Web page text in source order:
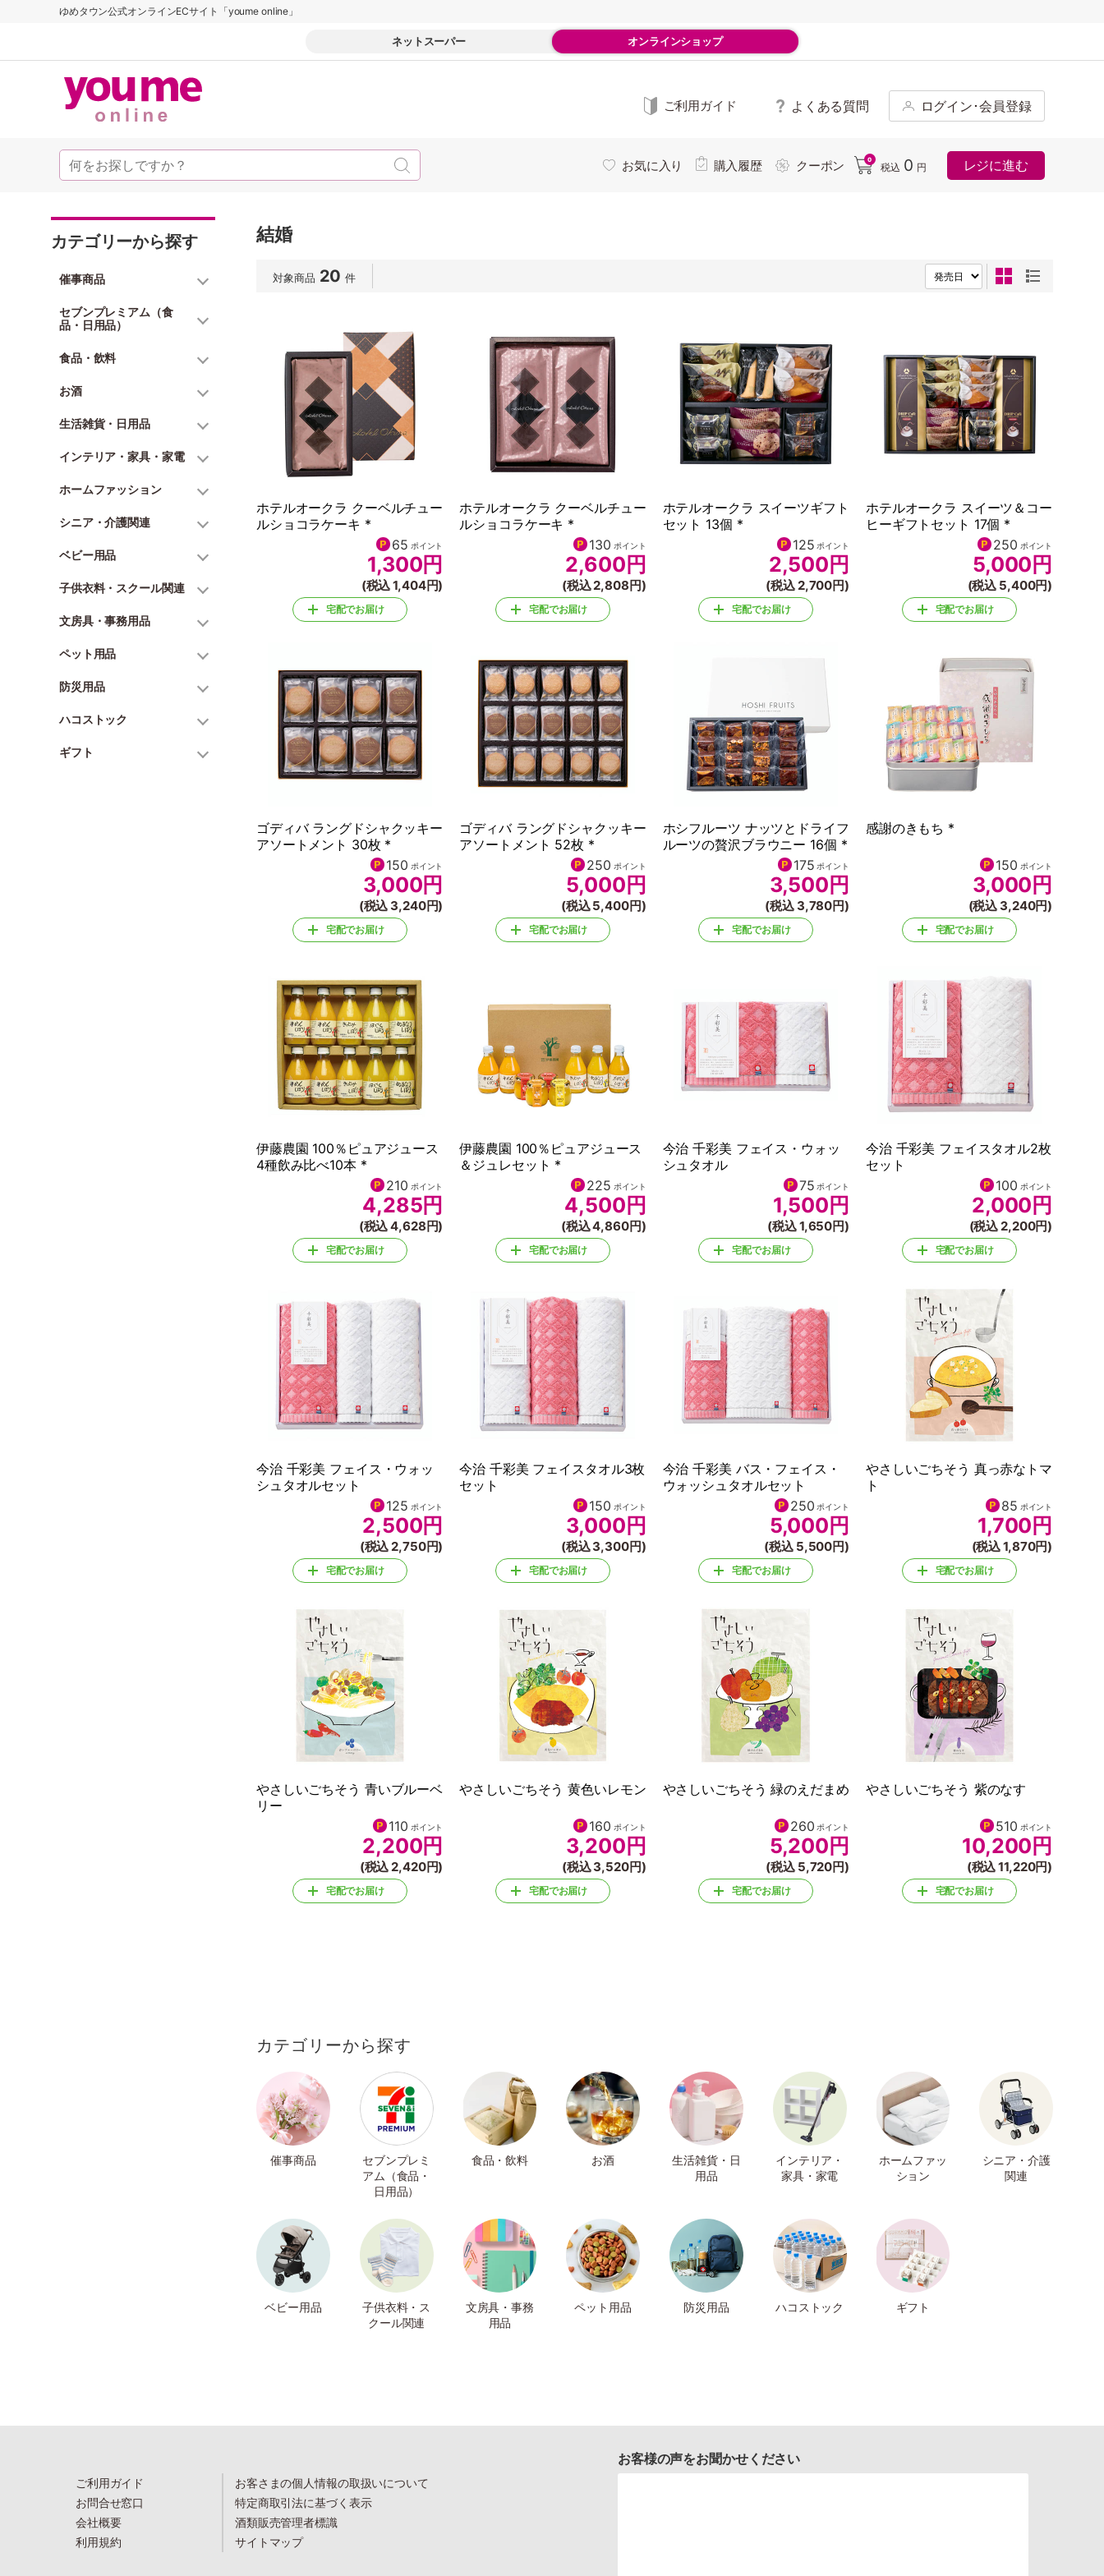
ゆめタウン公式オンラインECサイト「youme online」
ネットスーパー オンラインショップ
ご利用ガイド よくある質問 ログイン･会員登録
お気に入り 購入履歴 クーポン 0
税込 0 円 レジに進む
カテゴリーから探す
催事商品
セブンプレミアム（食
品・日用品）
食品・飲料
お酒
生活雑貨・日用品
インテリア・家具・家電
ホームファッション
シニア・介護関連
ベビー用品
子供衣料・スクール関連
文房具・事務用品
ペット用品
防災用品
ハコストック
ギフト
結婚
対象商品 20 件
ホテルオークラ クーベルチュー
ルショコラケーキ *
65 ポイント
1,300円
(税込 1,404円)
宅配でお届け
ホテルオークラ クーベルチュー
ルショコラケーキ *
130 ポイント
2,600 円
(税込 2,808円)
宅配でお届け
ホテルオークラ スイーツギフト
セット 13個 *
125 ポイント
2,500 円
(税込 2,700円)
宅配でお届け
ホテルオークラ スイーツ＆コー
ヒーギフトセット 17個 *
250 ポイント
5,000 円
(税込 5,400円)
宅配でお届け
ゴディバ ラングドシャクッキー
アソートメント 30枚 *
150 ポイント
3,000円
(税込 3,240円)
宅配でお届け
ゴディバ ラングドシャクッキー
アソートメント 52枚 *
250 ポイント
5,000 円
(税込 5,400円)
宅配でお届け
ホシフルーツ ナッツとドライフ
ルーツの贅沢ブラウニー 16個 *
175 ポイント
3,500 円
(税込 3,780円)
宅配でお届け
感謝のきもち *
150 ポイント
3,000 円
(税込 3,240円)
宅配でお届け
伊藤農園 100％ピュアジュース
4種飲み比べ10本 *
210 ポイント
4,285円
(税込 4,628円)
宅配でお届け
伊藤農園 100％ピュアジュース
＆ジュレセット *
225 ポイント
4,500 円
(税込 4,860円)
宅配でお届け
今治 千彩美 フェイス・ウォッ
シュタオル
75 ポイント
1,500 円
(税込 1,650円)
宅配でお届け
今治 千彩美 フェイスタオル2枚
セット
100 ポイント
2,000 円
(税込 2,200円)
宅配でお届け
今治 千彩美 フェイス・ウォッ
シュタオルセット
125 ポイント
2,500円
(税込 2,750円)
宅配でお届け
今治 千彩美 フェイスタオル3枚
セット
150 ポイント
3,000 円
(税込 3,300円)
宅配でお届け
今治 千彩美 バス・フェイス・
ウォッシュタオルセット
250 ポイント
5,000 円
(税込 5,500円)
宅配でお届け
やさしいごちそう 真っ赤なトマ
ト
85 ポイント
1,700 円
(税込 1,870円)
宅配でお届け
やさしいごちそう 青いブルーベ
リー
110 ポイント
2,200円
(税込 2,420円)
宅配でお届け
やさしいごちそう 黄色いレモン
160 ポイント
3,200 円
(税込 3,520円)
宅配でお届け
やさしいごちそう 緑のえだまめ
260 ポイント
5,200 円
(税込 5,720円)
宅配でお届け
やさしいごちそう 紫のなす
510 ポイント
10,200 円
(税込 11,220円)
宅配でお届け
カテゴリーから探す
催事商品
セブンプレミ
アム（食品・
日用品）
食品・飲料 お酒
生活雑貨・日
用品
インテリア・
家具・家電
ホームファッ
ション
シニア・介護
関連
ベビー用品
子供衣料・ス
クール関連
文房具・事務
用品
ペット用品 防災用品 ハコストック ギフト
ご利用ガイド
お問合せ窓口
会社概要
利用規約
お客さまの個人情報の取扱いについて
特定商取引法に基づく表示
酒類販売管理者標識
サイトマップ
お客様の声をお聞かせください